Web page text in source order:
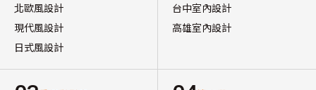
北歐風設計
現代風設計
日式風設計
台中室內設計
高雄室內設計